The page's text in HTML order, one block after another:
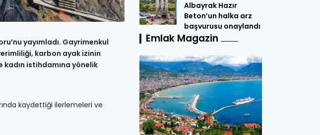
yayımladı. Gayrimenkul
karbon ayak izinin
kadın istihdamına yönelik
kaydettiği ilerlemeleri ve
Albayrak Hazır
Beton’un halka arz
başvurusu onaylandı
Emlak Magazin